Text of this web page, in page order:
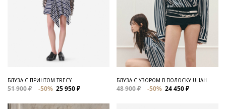
БЛУЗА С ПРИНТОМ TRECY
51 900 ₽ -50% 25 950 ₽
БЛУЗА С УЗОРОМ В ПОЛОСКУ ULIAH
48 900 ₽ -50% 24 450 ₽